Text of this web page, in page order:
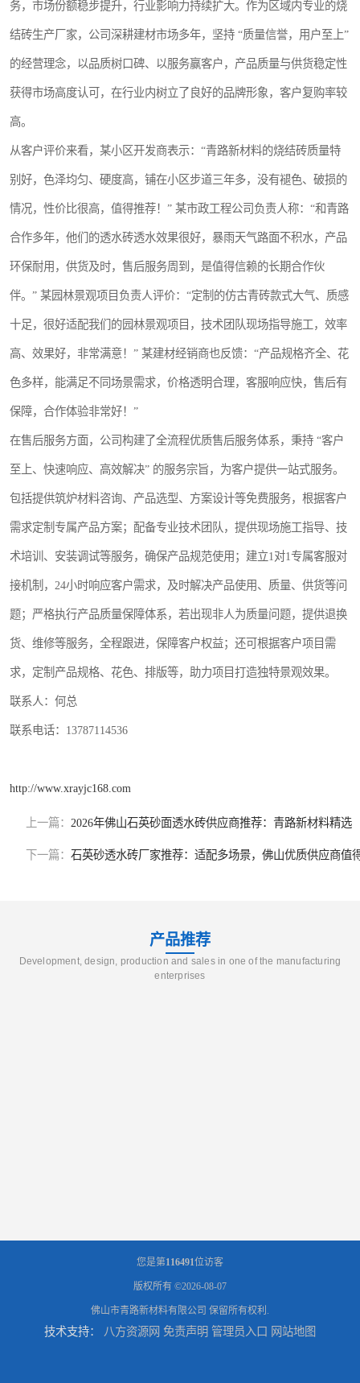
务，市场份额稳步提升，行业影响力持续扩大。作为区域内专业的烧
结砖生产厂家，公司深耕建材市场多年，坚持 “质量信誉，用户至上”
的经营理念，以品质树口碑、以服务赢客户，产品质量与供货稳定性
获得市场高度认可，在行业内树立了良好的品牌形象，客户复购率较
高。
从客户评价来看，某小区开发商表示：“青路新材料的烧结砖质量特
别好，色泽均匀、硬度高，铺在小区步道三年多，没有褪色、破损的
情况，性价比很高，值得推荐！” 某市政工程公司负责人称：“和青路
合作多年，他们的透水砖透水效果很好，暴雨天气路面不积水，产品
环保耐用，供货及时，售后服务周到，是值得信赖的长期合作伙
伴。” 某园林景观项目负责人评价：“定制的仿古青砖款式大气、质感
十足，很好适配我们的园林景观项目，技术团队现场指导施工，效率
高、效果好，非常满意！” 某建材经销商也反馈：“产品规格齐全、花
色多样，能满足不同场景需求，价格透明合理，客服响应快，售后有
保障，合作体验非常好！”
在售后服务方面，公司构建了全流程优质售后服务体系，秉持 “客户
至上、快速响应、高效解决” 的服务宗旨，为客户提供一站式服务。
包括提供筑炉材料咨询、产品选型、方案设计等免费服务，根据客户
需求定制专属产品方案；配备专业技术团队，提供现场施工指导、技
术培训、安装调试等服务，确保产品规范使用；建立1对1专属客服对
接机制，24小时响应客户需求，及时解决产品使用、质量、供货等问
题；严格执行产品质量保障体系，若出现非人为质量问题，提供退换
货、维修等服务，全程跟进，保障客户权益；还可根据客户项目需
求，定制产品规格、花色、排版等，助力项目打造独特景观效果。
联系人：何总
联系电话：13787114536
http://www.xrayjc168.com
上一篇： 2026年佛山石英砂面透水砖供应商推荐：青路新材料精选
下一篇： 石英砂透水砖厂家推荐：适配多场景，佛山优质供应商值
产品推荐
Development, design, production and sales in one of the manufacturing
enterprises
您是第116491位访客
版权所有 ©2026-08-07
佛山市青路新材料有限公司 保留所有权利.
技术支持： 八方资源网 免责声明 管理员入口 网站地图